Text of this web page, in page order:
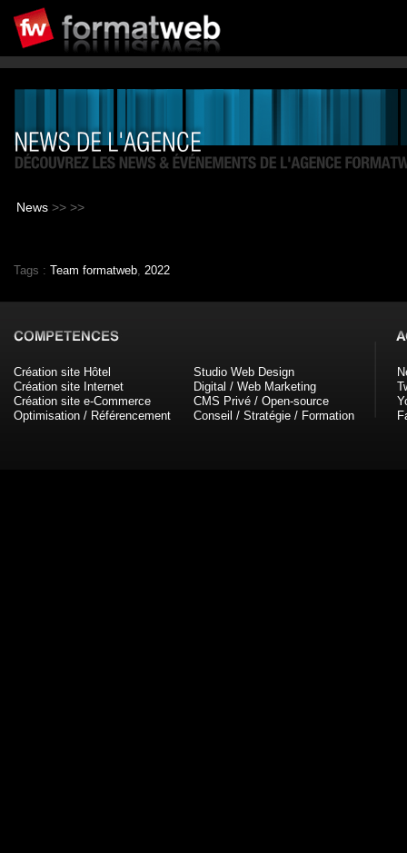
News>> >>
Tags : Team formatweb, 2022
Création site Hôtel
Création site Internet
Création site e-Commerce
Optimisation / Référencement
Studio Web Design
Digital / Web Marketing
CMS Privé / Open-source
Conseil / Stratégie / Formation